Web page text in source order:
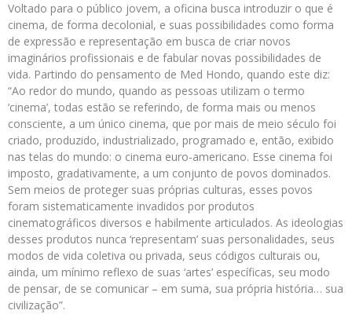
Voltado para o público jovem, a oficina busca introduzir o que é
cinema, de forma decolonial, e suas possibilidades como forma
de expressão e representação em busca de criar novos
imaginários profissionais e de fabular novas possibilidades de
vida. Partindo do pensamento de Med Hondo, quando este diz:
“Ao redor do mundo, quando as pessoas utilizam o termo
‘cinema’, todas estão se referindo, de forma mais ou menos
consciente, a um único cinema, que por mais de meio século foi
criado, produzido, industrializado, programado e, então, exibido
nas telas do mundo: o cinema euro-americano. Esse cinema foi
imposto, gradativamente, a um conjunto de povos dominados.
Sem meios de proteger suas próprias culturas, esses povos
foram sistematicamente invadidos por produtos
cinematográficos diversos e habilmente articulados. As ideologias
desses produtos nunca ‘representam’ suas personalidades, seus
modos de vida coletiva ou privada, seus códigos culturais ou,
ainda, um mínimo reflexo de suas ‘artes’ específicas, seu modo
de pensar, de se comunicar – em suma, sua própria história… sua
civilização”.